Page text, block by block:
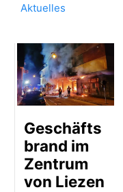
Aktuelles
Geschäfts
brand im
Zentrum
von Liezen